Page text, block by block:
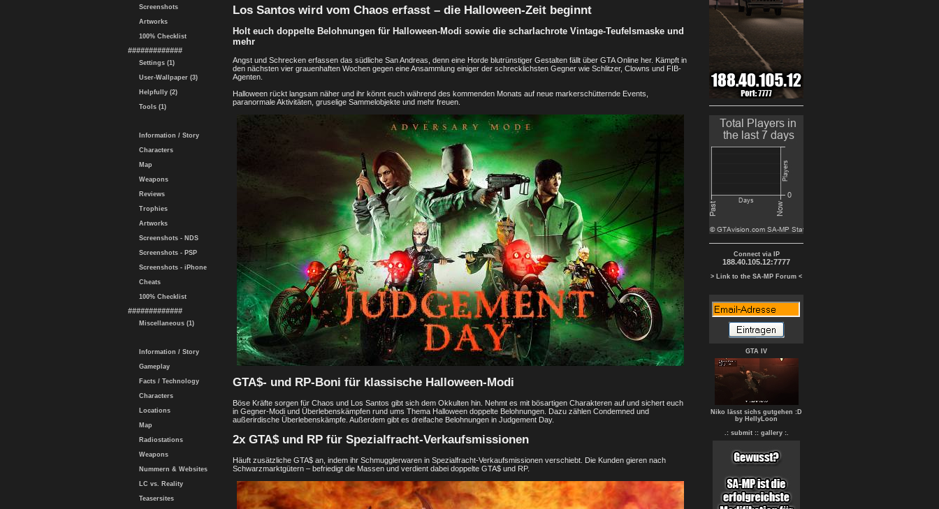
Screenshots
Artworks
100% Checklist
#############
Settings (1)
User-Wallpaper (3)
Helpfully (2)
Tools (1)
Information / Story
Characters
Map
Weapons
Reviews
Trophies
Artworks
Screenshots - NDS
Screenshots - PSP
Screenshots - iPhone
Cheats
100% Checklist
#############
Miscellaneous (1)
Information / Story
Gameplay
Facts / Technology
Characters
Locations
Map
Radiostations
Weapons
Nummern & Websites
LC vs. Reality
Teasersites
Los Santos wird vom Chaos erfasst – die Halloween-Zeit beginnt
Holt euch doppelte Belohnungen für Halloween-Modi sowie die scharlachrote Vintage-Teufelsmaske und
mehr
Angst und Schrecken erfassen das südliche San Andreas, denn eine Horde blutrünstiger Gestalten fällt über GTA Online her. Kämpft in
den nächsten vier grauenhaften Wochen gegen eine Ansammlung einiger der schrecklichsten Gegner wie Schlitzer, Clowns und FIB-
Agenten.
Halloween rückt langsam näher und ihr könnt euch während des kommenden Monats auf neue markerschütternde Events,
paranormale Aktivitäten, gruselige Sammelobjekte und mehr freuen.
GTA$- und RP-Boni für klassische Halloween-Modi
Böse Kräfte sorgen für Chaos und Los Santos gibt sich dem Okkulten hin. Nehmt es mit bösartigen Charakteren auf und sichert euch
in Gegner-Modi und Überlebenskämpfen rund ums Thema Halloween doppelte Belohnungen. Dazu zählen Condemned und
außerirdische Überlebenskämpfe. Außerdem gibt es dreifache Belohnungen in Judgement Day.
2x GTA$ und RP für Spezialfracht-Verkaufsmissionen
Häuft zusätzliche GTA$ an, indem ihr Schmugglerwaren in Spezialfracht-Verkaufsmissionen verschiebt. Die Kunden gieren nach
Schwarzmarktgütern – befriedigt die Massen und verdient dabei doppelte GTA$ und RP.
Connect via IP
188.40.105.12:7777
> Link to the SA-MP Forum <
GTA IV
Niko lässt sichs gutgehen :D
by HellyLoon
.: submit : : gallery :.